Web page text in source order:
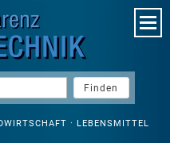
· LEBENSMITTEL